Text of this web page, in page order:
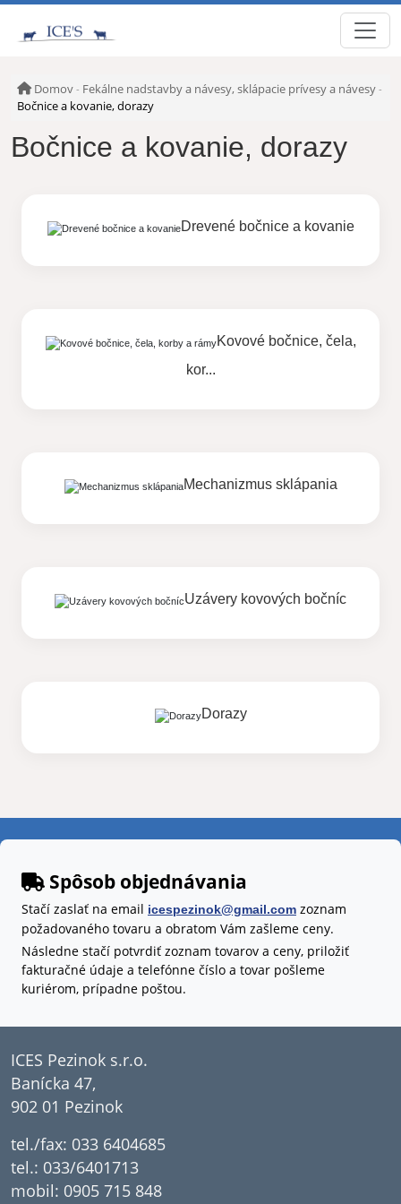
Domov - Fekálne nadstavby a návesy, sklápacie prívesy a návesy -
Bočnice a kovanie, dorazy
Bočnice a kovanie, dorazy
Drevené bočnice a kovanie
Kovové bočnice, čela,
kor...
Mechanizmus sklápania
Uzávery kovových bočníc
Dorazy
Spôsob objednávania
Stačí zaslať na email icespezinok@gmail.com zoznam
požadovaného tovaru a obratom Vám zašleme ceny.
Následne stačí potvrdiť zoznam tovarov a ceny, priložiť
fakturačné údaje a telefónne číslo a tovar pošleme
kuriérom, prípadne poštou.
ICES Pezinok s.r.o.
Banícka 47,
902 01 Pezinok
tel./fax: 033 6404685
tel.: 033/6401713
mobil: 0905 715 848